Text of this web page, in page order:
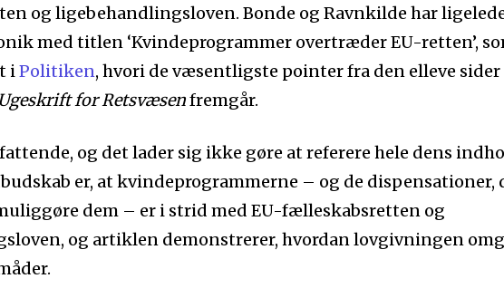
og ligebehandlingsloven. Bonde og Ravnkilde har
med titlen ‘Kvindeprogrammer overtræder EU-retten’,
iPolitiken, hvori de væsentligste pointer fra den elleve sider
Ugeskrift for Retsvæsenfremgår.
og det lader sig ikke gøre at referere hele dens
er, at kvindeprogrammerne – og de dispensationer,
dem – er i strid med EU-fælleskabsretten og
og artiklen demonstrerer, hvordan lovgivningen